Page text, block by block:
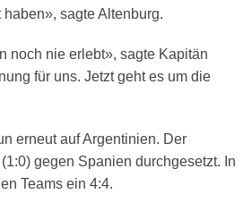
sagte Altenburg.
noch nie erlebt», sagte Kapitän
für uns. Jetzt geht es um die
erneut auf Argentinien. Der
gegen Spanien durchgesetzt. In
Teams ein 4:4.